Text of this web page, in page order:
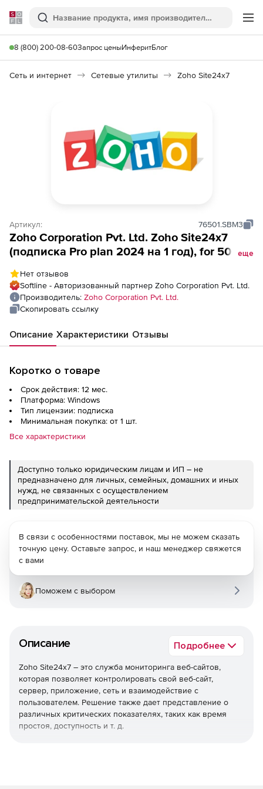
Softline
Поиск
8 (800) 200-08-60Запрос ценыИнферитБлог
Сеть и интернет Сетевые утилиты Zoho Site24x7
Артикул: 76501.SBM3
Zoho Corporation Pvt. Ltd. Zoho Site24x7
(подписка Pro plan 2024 на 1 год), for 500еще
Нет отзывов
Softline - Авторизованный партнер Zoho Corporation Pvt. Ltd.
Производитель: Zoho Corporation Pvt. Ltd.
Скопировать ссылку
Описание Характеристики Отзывы
Коротко о товаре
Срок действия: 12 мес.
Платформа: Windows
Тип лицензии: подписка
Минимальная покупка: от 1 шт.
Все характеристики
Доступно только юридическим лицам и ИП – не
предназначено для личных, семейных, домашних и иных
нужд, не связанных с осуществлением
предпринимательской деятельности
Описание Подробнее
Zoho Site24x7 – это служба мониторинга веб-сайтов,
которая позволяет контролировать свой веб-сайт,
сервер, приложение, сеть и взаимодействие с
пользователем. Решение также дает представление о
различных критических показателях, таких как время
простоя, доступность и т. д.
В связи с особенностями поставок, мы не можем сказать
точную цену. Оставьте запрос, и наш менеджер свяжется
с вами
Поможем с выбором